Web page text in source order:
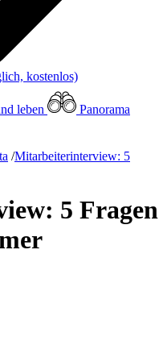
kostenlos)
leben Panorama
/Mitarbeiterinterview: 5
5 Fragen